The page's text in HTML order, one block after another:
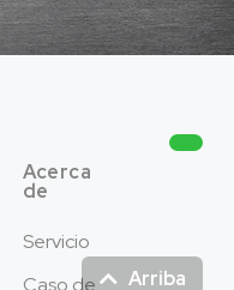
Arriba
Acerca
de
Servicio